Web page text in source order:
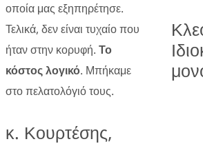
οποία μας εξηπηρέτησε.
Τελικά, δεν είναι τυχαίο που
ήταν στην κορυφή. Το
κόστος λογικό. Μπήκαμε
στο πελατολόγιό τους.
κ. Κουρτέσης,